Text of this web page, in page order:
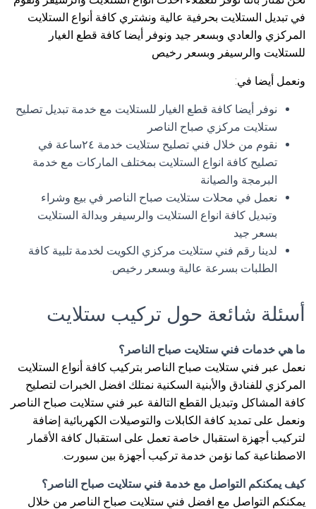
في تبديل الستلايت بحرفية عالية ونشتري كافة أنواع الستلايت
المركزي والعادي وبسعر جيد ونوفر أيضا كافة قطع الغيار
للستلايت والرسيفر وبسعر رخيص
ونعمل أيضا في:
نوفر أيضا كافة قطع الغيار للستلايت مع خدمة تبديل تصليح
ستلايت مركزي صباح الناصر
نقوم من خلال فني تصليح ستلايت خدمة ٢٤ساعة في
تصليح كافة انواع الستلايت بمختلف الماركات مع خدمة
البرمجة والصيانة
نعمل في محلات ستلايت صباح الناصر في بيع وشراء
وتبديل كافة انواع الستلايت والرسيفر وبدالة الستلايت
بسعر جيد
لدينا رقم فني ستلايت مركزي الكويت لخدمة تلبية كافة
الطلبات بسرعة عالية وبسعر رخيص.
أسئلة شائعة حول تركيب ستلايت
ما هي خدمات فني ستلايت صباح الناصر؟
نعمل عبر فني ستلايت صباح الناصر بتركيب كافة أنواع الستلايت
المركزي للفنادق والأبنية السكنية نمتلك افضل الخبرات لتصليح
كافة المشاكل وتبديل القطع التالفة عبر فني ستلايت صباح الناصر
ونعمل على تمديد كافة الكابلات والتوصيلات الكهربائية إضافة
لتركيب أجهزة استقبال خاصة تعمل على استقبال كافة الأقمار
الاصطناعية كما نؤمن خدمة تركيب أجهزة بين سبورت.
كيف يمكنكم التواصل مع خدمة فني ستلايت صباح الناصر؟
يمكنكم التواصل مع افضل فني ستلايت صباح الناصر من خلال